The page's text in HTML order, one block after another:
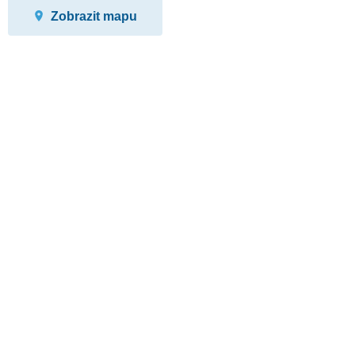
Zobrazit mapu